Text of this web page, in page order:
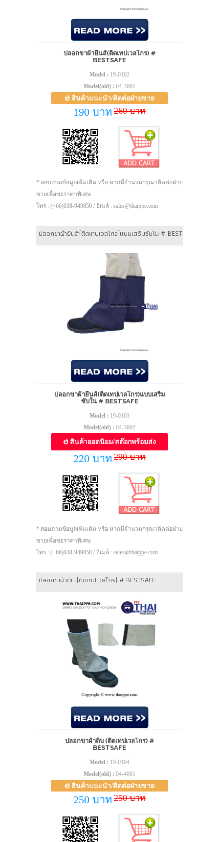
ปลอกขาผ้ายีนส์(ติดเทปเวลโกร) #
BESTSAFE
Model : 19-0102
Model(old) : 04-3001
สินค้าแนะนำ/ติดต่อฝ่ายขาย
190 บาท 260 บาท
* สอบถามข้อมูลเพิ่มเติม หรือ หากมีจำนวนกรุณาติดต่อฝ่าย
ขายเพื่อขอราคาพิเศษ
โทร : (+66)038-949850 / อีเมล์ : sales@thaippe.com
ปลอกขาผ้ายีนส์(ติดเทปเวลโกร)แบบเสริมซับใน # BESTSAFE
ปลอกขาผ้ายีนส์(ติดเทปเวลโกร)แบบเสริม
ซับใน # BESTSAFE
Model : 19-0103
Model(old) : 04-3002
สินค้ายอดนิยม/สต๊อกพร้อมส่ง
220 บาท 290 บาท
* สอบถามข้อมูลเพิ่มเติม หรือ หากมีจำนวนกรุณาติดต่อฝ่าย
ขายเพื่อขอราคาพิเศษ
โทร : (+66)038-949850 / อีเมล์ : sales@thaippe.com
ปลอกขาผ้าดิบ (ติดเทปเวลโกร) # BESTSAFE
ปลอกขาผ้าดิบ (ติดเทปเวลโกร) #
BESTSAFE
Model : 19-0104
Model(old) : 04-4001
สินค้าแนะนำ/ติดต่อฝ่ายขาย
250 บาท 250 บาท